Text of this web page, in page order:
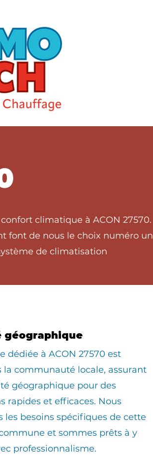
climatique à ACON 27570.
font de nous le choix numéro un
de climatisation
géographique
dédiée à ACON 27570 est
la communauté locale, assurant
géographique pour des
rapides et efficaces. Nous
les besoins spécifiques de cette
et sommes prêts à y
professionnalisme.